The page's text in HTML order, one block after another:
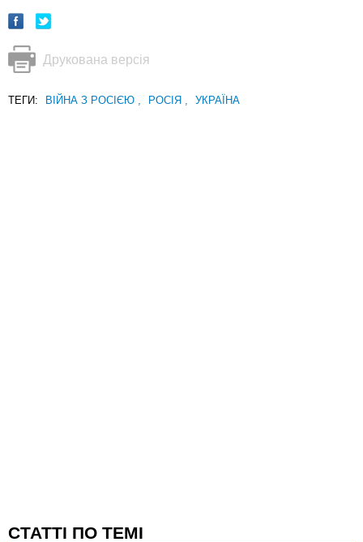
Друкована версія
ТЕГИ: ВІЙНА З РОСІЄЮ , РОСІЯ , УКРАЇНА
CТАТТІ ПО ТЕМІ